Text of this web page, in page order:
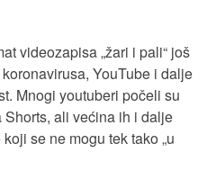
videozapisa „žari i pali“ još
YouTube i dalje
Mnogi youtuberi počeli su
ali većina ih i dalje
se ne mogu tek tako „u